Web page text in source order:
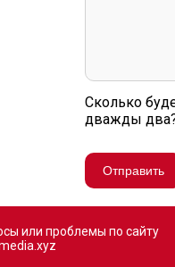
Сколько
дважды
Отправить
или проблемы по сайту